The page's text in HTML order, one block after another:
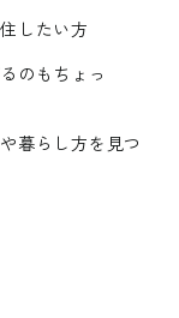
したい方
のもちょっ
暮らし方を見つ